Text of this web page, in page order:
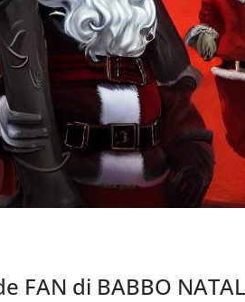
FAN di BABBO